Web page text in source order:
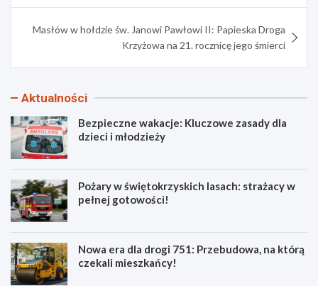
Masłów w hołdzie św. Janowi Pawłowi II: Papieska Droga
Krzyżowa na 21. rocznicę jego śmierci
Aktualności
Bezpieczne wakacje: Kluczowe zasady dla
dzieci i młodzieży
Pożary w świętokrzyskich lasach: strażacy w
pełnej gotowości!
Nowa era dla drogi 751: Przebudowa, na którą
czekali mieszkańcy!